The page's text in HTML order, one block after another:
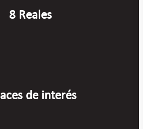
8 Reales
de interés